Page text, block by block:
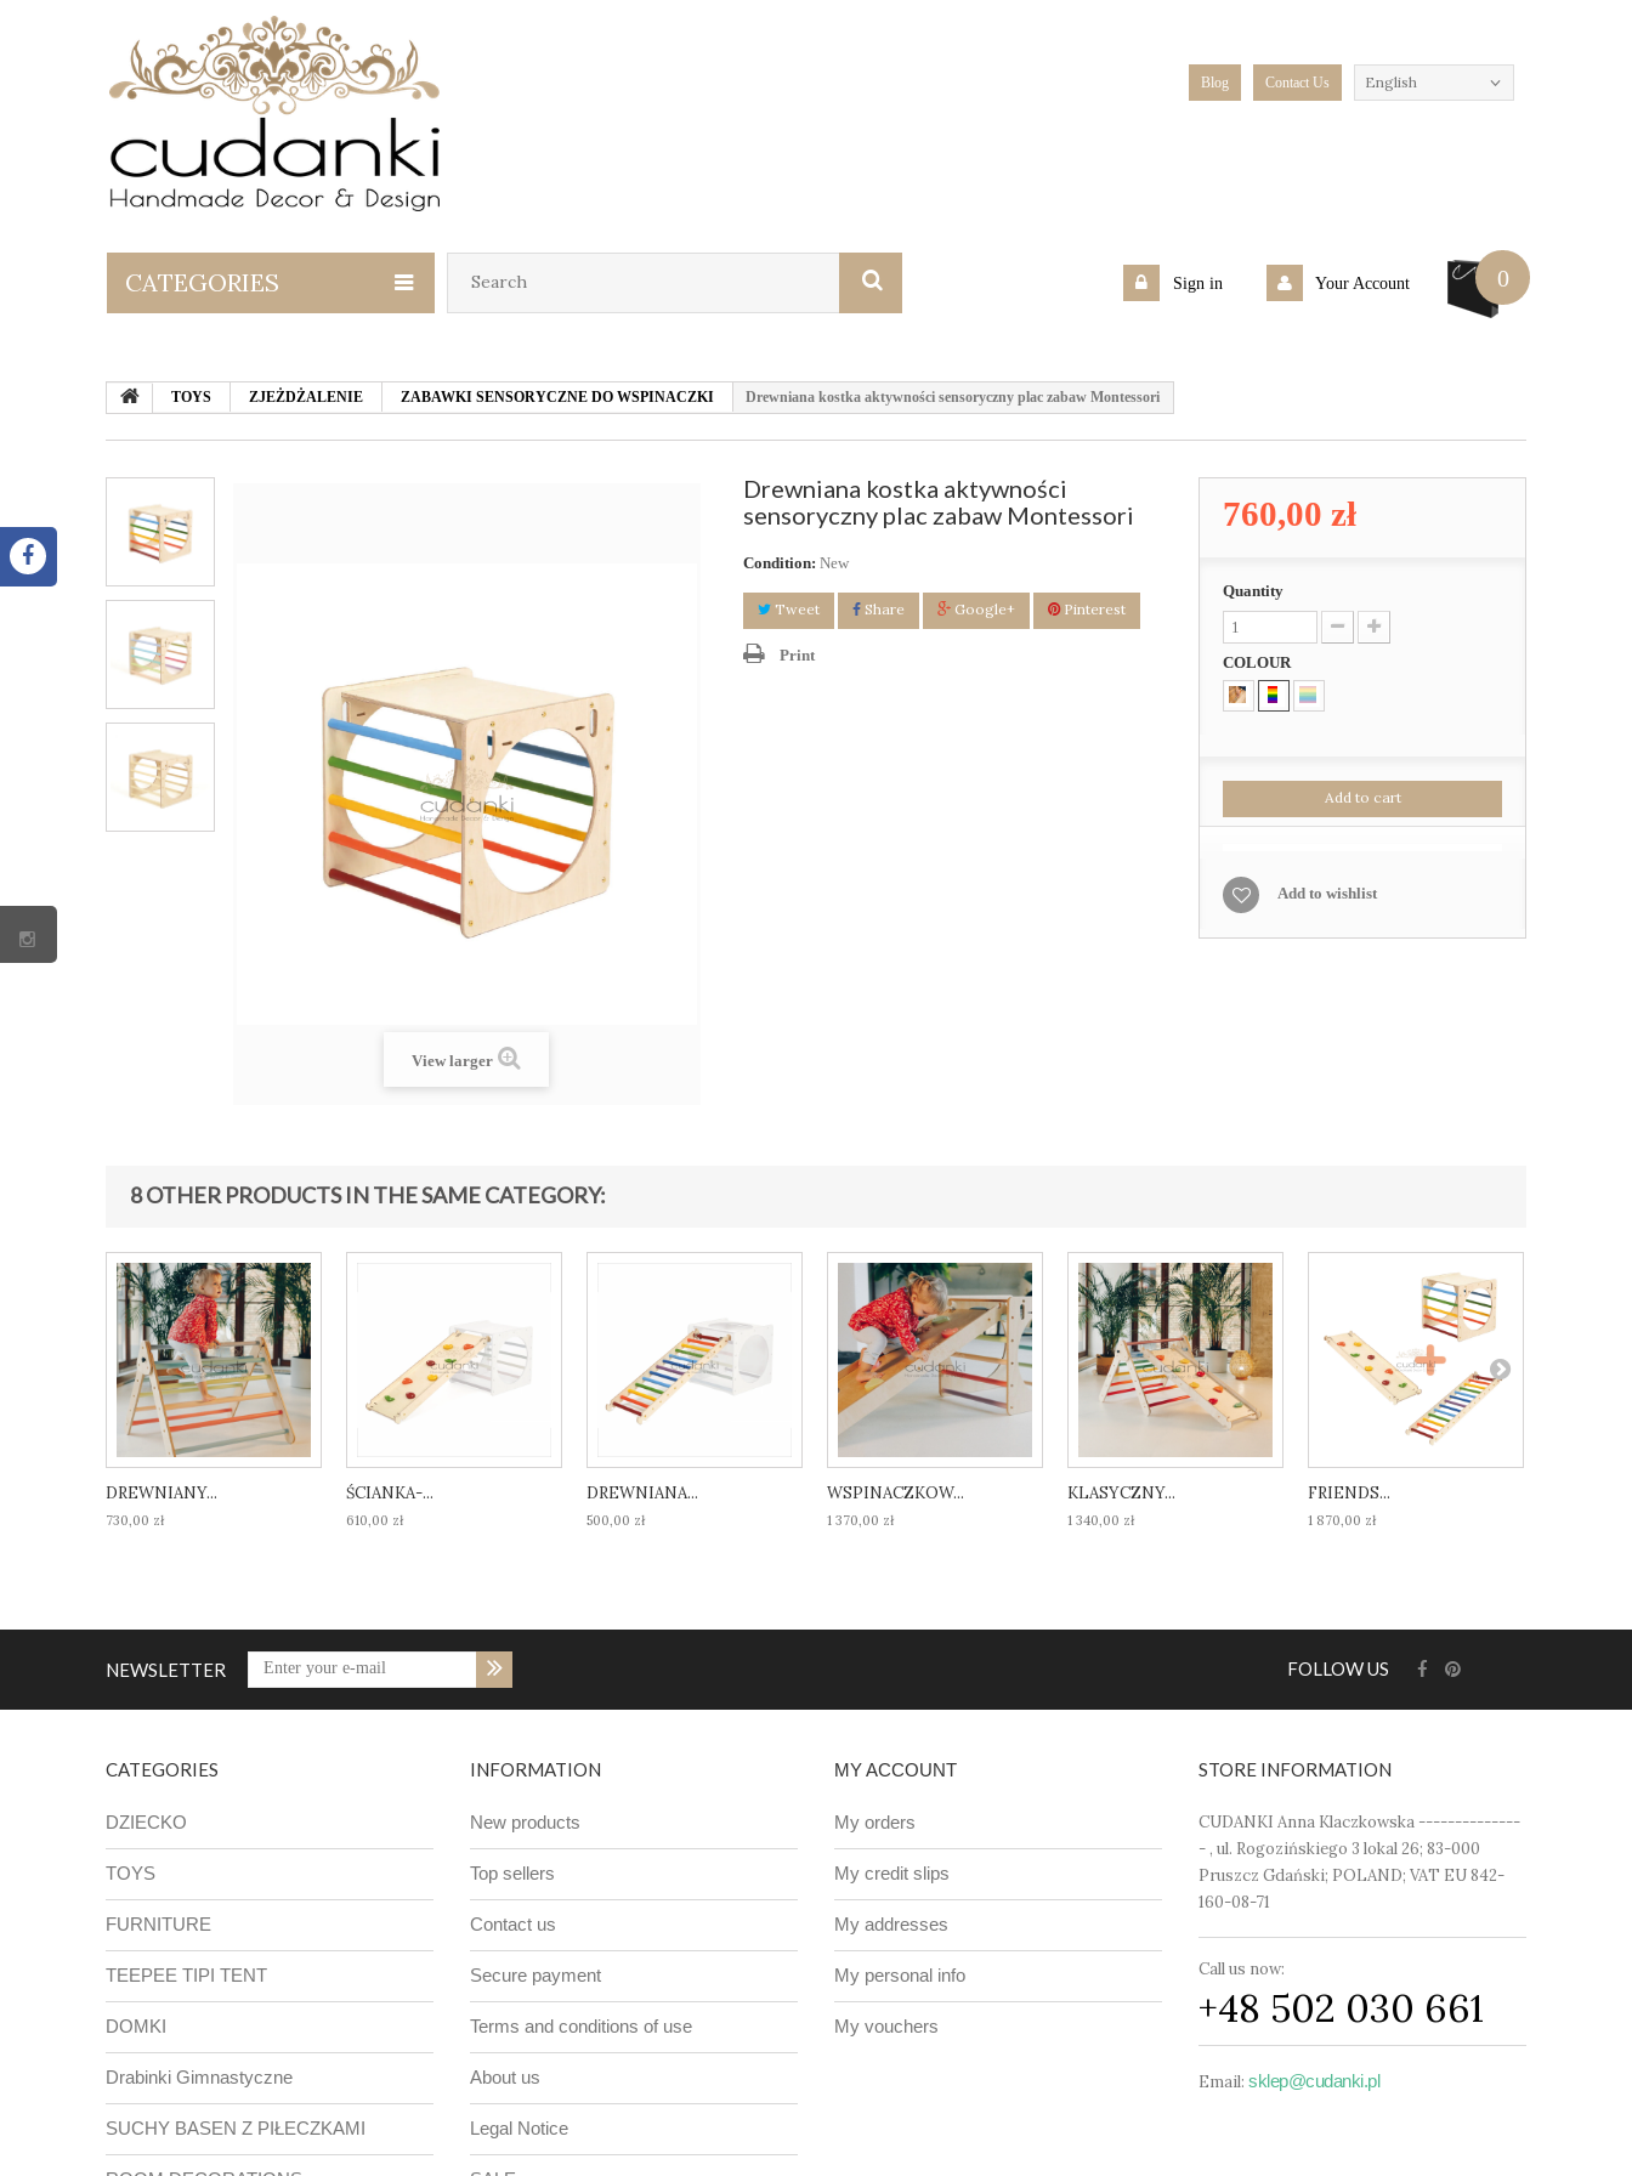
English
Blog Contact Us
CATEGORIES 0
Sign in Your Account
TOYS ZJEŻDŻALENIE ZABAWKI SENSORYCZNE DO WSPINACZKI Drewniana kostka aktywności sensoryczny plac zabaw Montessori
View larger
Drewniana kostka aktywności
sensoryczny plac zabaw Montessori
Condition: New
Tweet Share Google+ Pinterest
Print
760,00 zł
Quantity
COLOUR
Add to cart
Add to wishlist
8 OTHER PRODUCTS IN THE SAME CATEGORY:
DREWNIANY...
730,00 zł
ŚCIANKA-...
610,00 zł
DREWNIANA...
500,00 zł
WSPINACZKOW...
1 370,00 zł
KLASYCZNY...
1 340,00 zł
FRIENDS...
1 870,00 zł
NEWSLETTER FOLLOW US
CATEGORIES
DZIECKO
TOYS
FURNITURE
TEEPEE TIPI TENT
DOMKI
Drabinki Gimnastyczne
SUCHY BASEN Z PIŁECZKAMI
INFORMATION
New products
Top sellers
Contact us
Secure payment
Terms and conditions of use
About us
Legal Notice
MY ACCOUNT
My orders
My credit slips
My addresses
My personal info
My vouchers
STORE INFORMATION
CUDANKI Anna Klaczkowska --------------
- , ul. Rogozińskiego 3 lokal 26; 83-000
Pruszcz Gdański; POLAND; VAT EU 842-
160-08-71
Call us now:
+48 502 030 661
Email: sklep@cudanki.pl